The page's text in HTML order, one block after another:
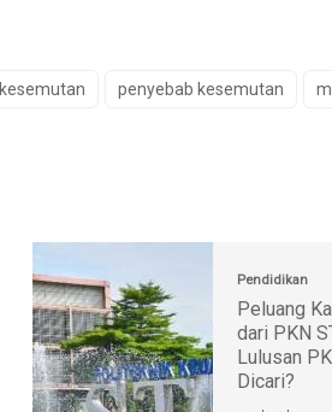
kesemutan penyebab kesemutan
Pendidikan
Peluang
dari PKN
Lulusan
Dicari?